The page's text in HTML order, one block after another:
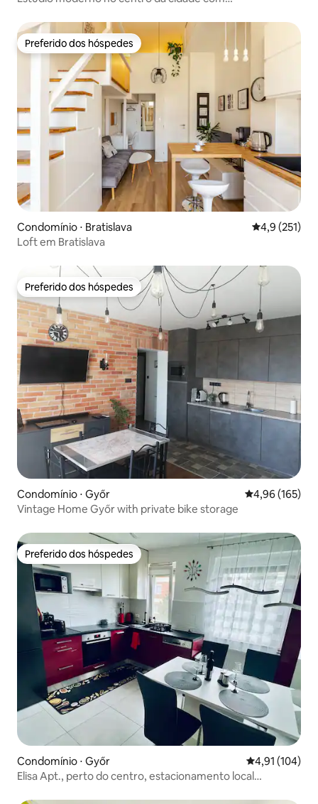
Preferido dos hóspedes
Preferido dos hóspedes
Condomínio ⋅ Bratislava 4,9 de uma
4,9 (251)
Loft em Bratislava
Preferido dos hóspedes
Preferido dos hóspedes
Condomínio ⋅ Győr 4,96 de uma
4,96 (165)
Vintage Home Győr with private bike storage
Preferido dos hóspedes
Preferido dos hóspedes
Condomínio ⋅ Győr 4,91 de uma
4,91 (104)
Elisa Apt., perto do centro, estacionamento local